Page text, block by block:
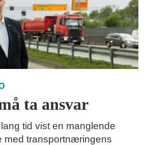
ta ansvar
tid vist en manglende
med transportnæringens